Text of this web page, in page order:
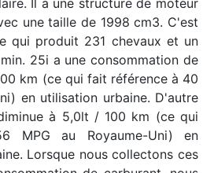
Il a une structure de moteur
une taille de 1998 cm3. C'est
qui produit 231 chevaux et un
25i a une consommation de
km (ce qui fait référence à 40
en utilisation urbaine. D'autre
à 5,0lt / 100 km (ce qui
MPG au Royaume-Uni) en
Lorsque nous collectons ces